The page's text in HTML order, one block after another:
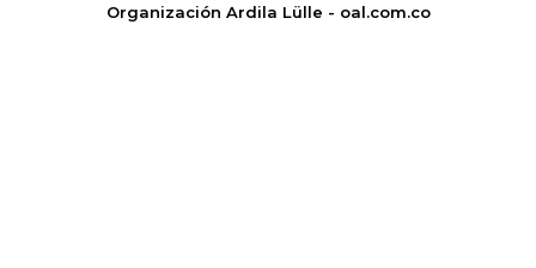
Organización Ardila Lülle - oal.com.co